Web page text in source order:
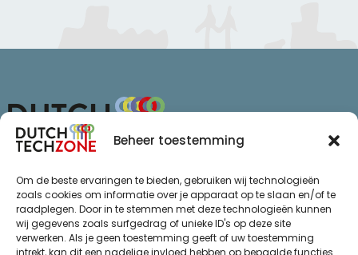
Beheer toestemming
Om de beste ervaringen te bieden, gebruiken wij technologieën
zoals cookies om informatie over je apparaat op te slaan en/of te
raadplegen. Door in te stemmen met deze technologieën kunnen
wij gegevens zoals surfgedrag of unieke ID's op deze site
verwerken. Als je geen toestemming geeft of uw toestemming
intrekt, kan dit een nadelige invloed hebben op bepaalde functies
7811 KL Emmen
+31 (0)85 065 72 47
info@dutchtechzone.nl